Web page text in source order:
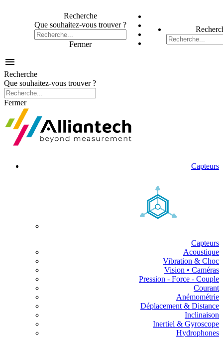
Recherche
Que souhaitez-vous trouver ?
Fermer

Recherche
Que souhaitez-vous trouver ?
Fermer
Capteurs
Capteurs
Acoustique
Vibration & Choc
Vision • Caméras
Pression - Force - Couple
Courant
Anémométrie
Déplacement & Distance
Inclinaison
Inertiel & Gyroscope
Hydrophones